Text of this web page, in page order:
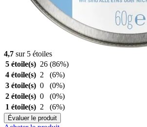
4,7 sur 5 étoiles
5 étoile(s) 26 (86%)
4 étoile(s) 2
(6%)
3 étoile(s) 0
(0%)
2 étoile(s) 0
(0%)
1 étoile(s) 2 (6%)
Évaluer le produit